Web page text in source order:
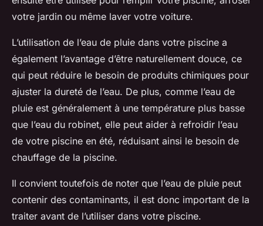
votre jardin ou même laver votre voiture.
L’utilisation de l’eau de pluie dans votre piscine a
également l’avantage d’être naturellement douce, ce
qui peut réduire le besoin de produits chimiques pour
ajuster la dureté de l’eau. De plus, comme l’eau de
pluie est généralement à une température plus basse
que l’eau du robinet, elle peut aider à refroidir l’eau
de votre piscine en été, réduisant ainsi le besoin de
chauffage de la piscine.
Il convient toutefois de noter que l’eau de pluie peut
contenir des contaminants, il est donc important de la
traiter avant de l’utiliser dans votre piscine.